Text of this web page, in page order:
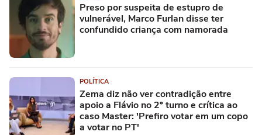
Preso por suspeita de estupro de
vulnerável, Marco Furlan disse ter
confundido criança com namorada
POLÍTICA
Zema diz não ver contradição entre
apoio a Flávio no 2º turno e crítica ao
caso Master: 'Prefiro votar em um copo
a votar no PT'